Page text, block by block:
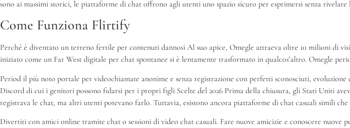
sono ai massimi storici, le piattaforme di chat offrono agli utenti uno spazio sicuro per esprimersi senza
Come Funziona Flirtify
Perché è diventato un terreno fertile per contenuti dannosi Al suo apice, Omegle attraeva oltre 10 milioni di
iniziato come un Far West digitale per chat spontanee si è lentamente trasformato in qualcos’altro. Omegle
Period il più noto portale per videochiamate anonime e senza registrazione con perfetti sconosciuti,
Discord di cui i genitori possono fidarsi per i propri figli Scelte del 2026 Prima della chiusura, gli Stati Uniti
registrava le chat, ma altri utenti potevano farlo. Tuttavia, esistono ancora piattaforme di chat casuali simili
Divertiti con amici online tramite chat o sessioni di video chat casuali. Fare nuove amicizie e conoscere